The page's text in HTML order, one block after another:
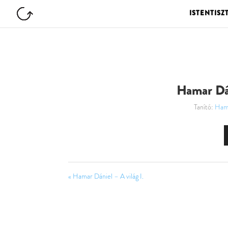
Hamar
Tanító:
« Hamar Dániel – A világ I.